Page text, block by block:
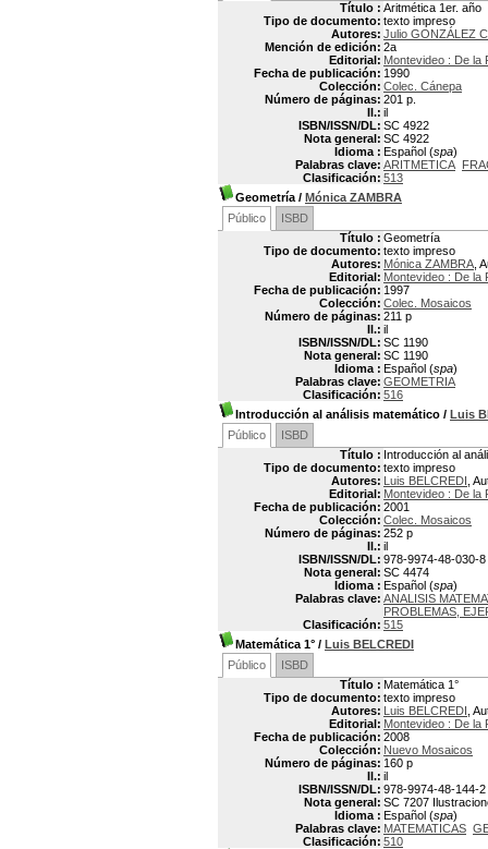
Título : Aritmética 1er. año
Tipo de documento: texto impreso
Autores: Julio GONZÁLEZ
Mención de edición: 2a
Editorial: Montevideo : De la
Fecha de publicación: 1990
Colección: Colec. Cánepa
Número de páginas: 201 p.
Il.: il
ISBN/ISSN/DL: SC 4922
Nota general: SC 4922
Idioma : Español (spa)
Palabras clave: ARITMETICA
Clasificación: 513
Geometría / Mónica ZAMBRA
Público
ISBD
Título : Geometría
Tipo de documento: texto impreso
Autores: Mónica ZAMBRA ,
Editorial: Montevideo : De la
Fecha de publicación: 1997
Colección: Colec. Mosaicos
Número de páginas: 211 p
Il.: il
ISBN/ISSN/DL: SC 1190
Nota general: SC 1190
Idioma : Español (spa)
Palabras clave: GEOMETRIA
Clasificación: 516
Introducción al análisis matemático / Luis
Público
ISBD
Título : Introducción al
Tipo de documento: texto impreso
Autores: Luis BELCREDI ,
Editorial: Montevideo : De la
Fecha de publicación: 2001
Colección: Colec. Mosaicos
Número de páginas: 252 p
Il.: il
ISBN/ISSN/DL: 978-9974-48-030-8
Nota general: SC 4474
Idioma : Español (spa)
Palabras clave: ANALISIS
PROBLEMAS,
Clasificación: 515
Matemática 1° / Luis BELCREDI
Público
ISBD
Título : Matemática 1°
Tipo de documento: texto impreso
Autores: Luis BELCREDI ,
Editorial: Montevideo : De la
Fecha de publicación: 2008
Colección: Nuevo Mosaicos
Número de páginas: 160 p
Il.: il
ISBN/ISSN/DL: 978-9974-48-144-2
Nota general: SC 7207
Idioma : Español (spa)
Palabras clave: MATEMATICAS
Clasificación: 510